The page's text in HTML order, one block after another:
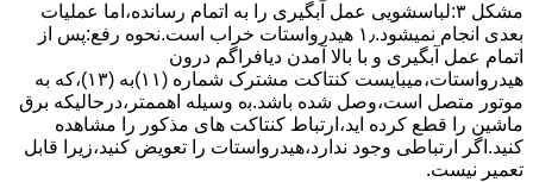
مشکل ۳:لباسشویی ﻋﻤﻞ آﺑﮕﯿﺮی را ﺑﻪ اﺗﻤﺎم رﺳﺎﻧﺪه،اﻣﺎ ﻋﻤﻠﯿﺎت
ﺑﻌﺪی اﻧﺠﺎم نمیشود.۱٫ ﻫﯿﺪرواﺳﺘﺎت ﺧﺮاب اﺳﺖ.نحوه رﻓﻊ:ﭘﺲ از
اﺗﻤﺎم عمل آﺑﮕﯿﺮی و ﺑﺎ ﺑﺎﻻ آﻣﺪن دﯾﺎﻓﺮاﮔﻢ درون
ﻫﯿﺪرواﺳﺘﺎت،میبایست ﮐﻨﺘﺎﮐﺖ ﻣﺸﺘﺮک شماره (۱۱)به (۱۳)،ﮐﻪ ﺑﻪ
ﻣﻮﺗﻮر ﻣﺘﺼﻞ اﺳﺖ،وﺻﻞ ﺷﺪه ﺑﺎﺷﺪ.ﺑه وسیله اهممتر،درحالیکه ﺑﺮق
ﻣﺎﺷﯿﻦ را ﻗﻄﻊ کرده اید،ارﺗﺒﺎط ﮐﻨﺘﺎﮐﺖ ﻫﺎی ﻣﺬﮐﻮر را ﻣﺸﺎﻫﺪه
کنید.اﮔﺮ ارﺗﺒﺎطی وجود ندارد،ﻫﯿﺪرواﺳﺘﺎت را ﺗﻌﻮﯾﺾ ﮐﻨﯿﺪ،زﯾﺮا قابل
ﺗﻌﻤﯿﺮ نیست.